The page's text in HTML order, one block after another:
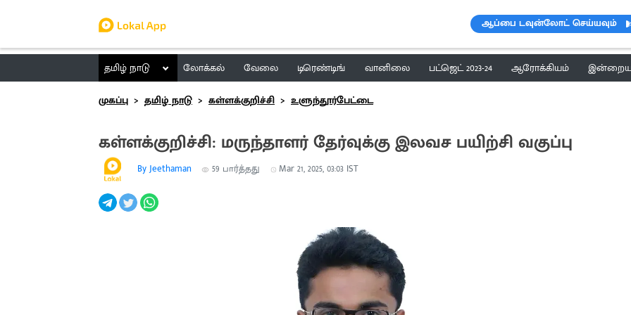
ஆப்பை டவுன்லோட் செய்யவும்
தமிழ் நாடு லோக்கல் வேலை டிரெண்டிங் வானிலை பட்ஜெட் 2023-24 ஆரோக்கியம் இன்றைய
முகப்பு
தமிழ் நாடு கள்ளக்குறிச்சி உளுந்தூர்பேட்டை
கள்ளக்குறிச்சி: மருந்தாளர் தேர்வுக்கு இலவச பயிற்சி வகுப்பு
By Jeethaman 59 பார்த்தது Mar 21, 2025, 03:03 IST